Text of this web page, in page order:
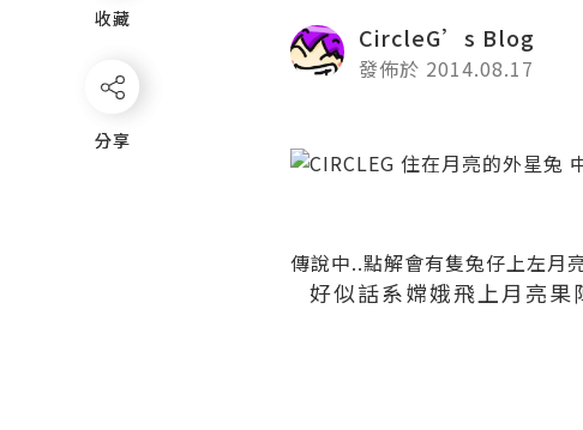
收藏
分享
CircleG’s Blog
發佈於 2014.08.17
傳說中..點解會有隻兔仔上左月
好似話系嫦娥飛上月亮
收藏
分享